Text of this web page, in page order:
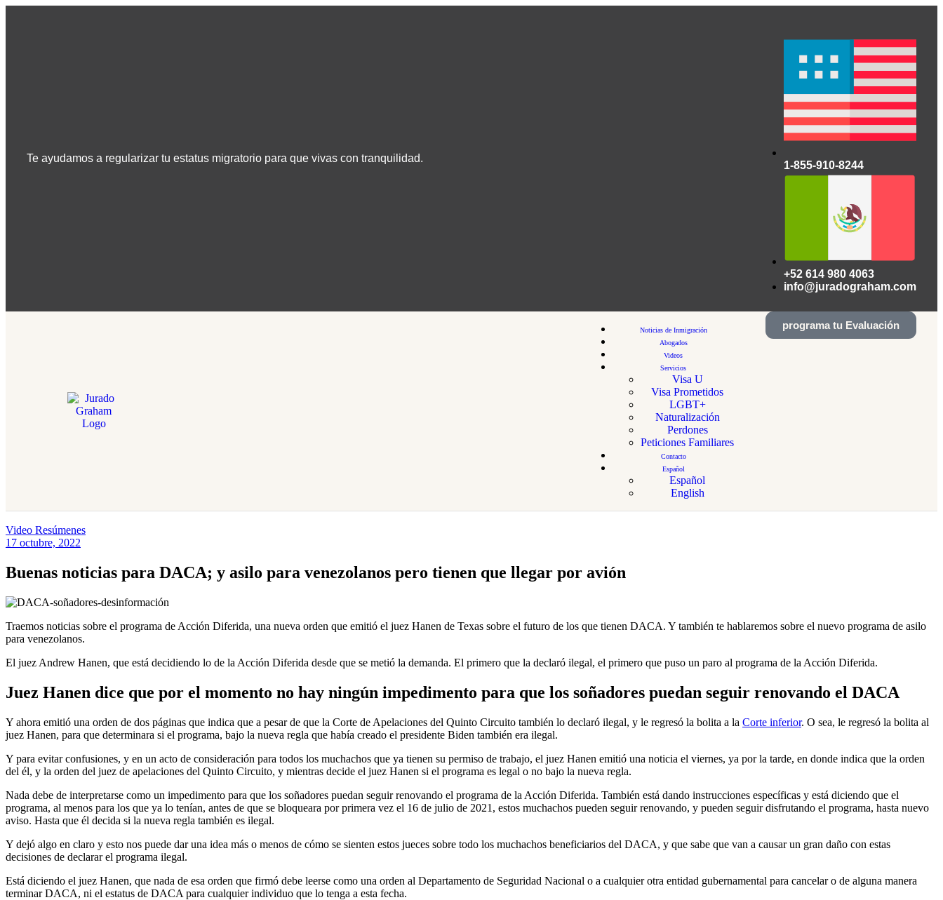
Te ayudamos a regularizar tu estatus migratorio para que vivas con tranquilidad.
1-855-910-8244
+52 614 980 4063
info@juradograham.com
Noticias de Inmigración
Abogados
Videos
Servicios
Visa U
Visa Prometidos
LGBT+
Naturalización
Perdones
Peticiones Familiares
Contacto
Español
Español
English
programa tu Evaluación
Video Resúmenes
17 octubre, 2022
Buenas noticias para DACA; y asilo para venezolanos pero tienen que llegar por avión
Traemos noticias sobre el programa de Acción Diferida, una nueva orden que emitió el juez Hanen de Texas sobre el futuro de los que tienen DACA. Y también te hablaremos sobre el nuevo programa de asilo
para venezolanos.
El juez Andrew Hanen, que está decidiendo lo de la Acción Diferida desde que se metió la demanda. El primero que la declaró ilegal, el primero que puso un paro al programa de la Acción Diferida.
Juez Hanen dice que por el momento no hay ningún impedimento para que los soñadores puedan seguir renovando el DACA
Y ahora emitió una orden de dos páginas que indica que a pesar de que la Corte de Apelaciones del Quinto Circuito también lo declaró ilegal, y le regresó la bolita a la Corte inferior. O sea, le regresó la bolita al
juez Hanen, para que determinara si el programa, bajo la nueva regla que había creado el presidente Biden también era ilegal.
Y para evitar confusiones, y en un acto de consideración para todos los muchachos que ya tienen su permiso de trabajo, el juez Hanen emitió una noticia el viernes, ya por la tarde, en donde indica que la orden
del él, y la orden del juez de apelaciones del Quinto Circuito, y mientras decide el juez Hanen si el programa es legal o no bajo la nueva regla.
Nada debe de interpretarse como un impedimento para que los soñadores puedan seguir renovando el programa de la Acción Diferida. También está dando instrucciones específicas y está diciendo que el
programa, al menos para los que ya lo tenían, antes de que se bloqueara por primera vez el 16 de julio de 2021, estos muchachos pueden seguir renovando, y pueden seguir disfrutando el programa, hasta nuevo
aviso. Hasta que él decida si la nueva regla también es ilegal.
Y dejó algo en claro y esto nos puede dar una idea más o menos de cómo se sienten estos jueces sobre todo los muchachos beneficiarios del DACA, y que sabe que van a causar un gran daño con estas
decisiones de declarar el programa ilegal.
Está diciendo el juez Hanen, que nada de esa orden que firmó debe leerse como una orden al Departamento de Seguridad Nacional o a cualquier otra entidad gubernamental para cancelar o de alguna manera
terminar DACA, ni el estatus de DACA para cualquier individuo que lo tenga a esta fecha.